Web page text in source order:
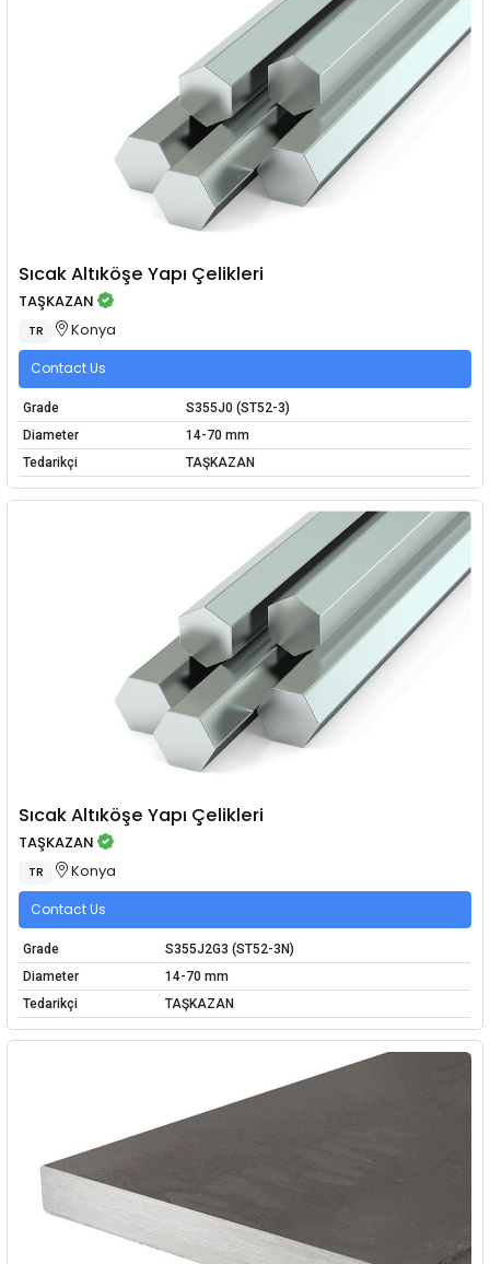
Sıcak Altıköşe Yapı Çelikleri
TAŞKAZAN
TR Konya
Contact Us
Grade
S355J0 (ST52-3)
Diameter
14-70 mm
Tedarikçi
TAŞKAZAN
Sıcak Altıköşe Yapı Çelikleri
TAŞKAZAN
TR Konya
Contact Us
Grade
S355J2G3 (ST52-3N)
Diameter
14-70 mm
Tedarikçi
TAŞKAZAN